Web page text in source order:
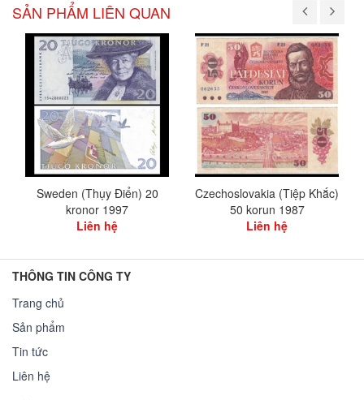
SẢN PHẨM LIÊN QUAN
Sweden (Thụy Điển) 20
kronor 1997
Liên hệ
Czechoslovakia (Tiệp Khắc)
50 korun 1987
Liên hệ
THÔNG TIN CÔNG TY
Trang chủ
Sản phẩm
Tin tức
Liên hệ